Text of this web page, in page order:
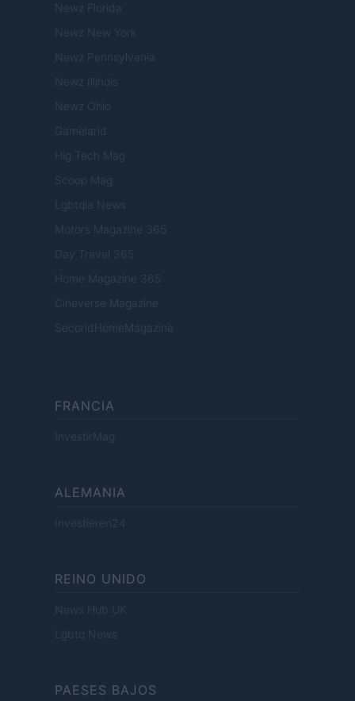
Newz Florida
Newz New York
Newz Pennsylvania
Newz Illinois
Newz Ohio
Gameland
Hig Tech Mag
Scoop Mag
Lgbtqia News
Motors Magazine 365
Day Travel 365
Home Magazine 365
Cineverse Magazine
SecondHomeMagazine
FRANCIA
InvestirMag
ALEMANIA
Investieren24
REINO UNIDO
News Hub UK
Lgbtq News
PAESES BAJOS